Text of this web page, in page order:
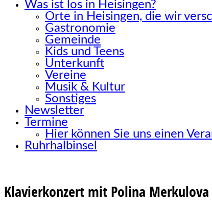
Was ist los in Heisingen?
Orte in Heisingen, die wir
Gastronomie
Gemeinde
Kids und Teens
Unterkunft
Vereine
Musik & Kultur
Sonstiges
Newsletter
Termine
Hier können Sie uns einen
Ruhrhalbinsel
Klavierkonzert mit Polina Merkulova